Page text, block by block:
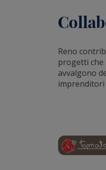
Reno
progetti che
avvalgono